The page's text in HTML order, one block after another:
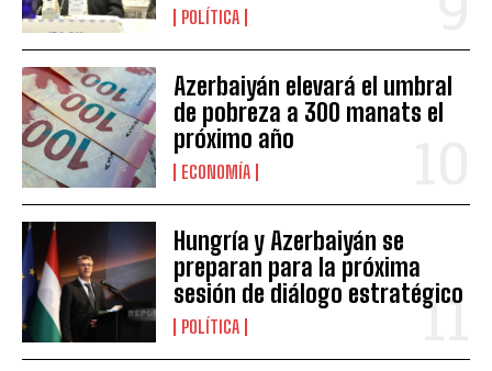
POLÍTICA
Azerbaiyán elevará el umbral
de pobreza a 300 manats el
próximo año
ECONOMÍA
Hungría y Azerbaiyán se
preparan para la próxima
sesión de diálogo estratégico
POLÍTICA